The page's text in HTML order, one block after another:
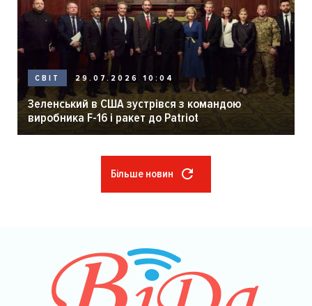
СВІТ 29.07.2026 10:04
Зеленський в США зустрівся з командою
виробника F-16 і ракет до Patriot
Більше новин